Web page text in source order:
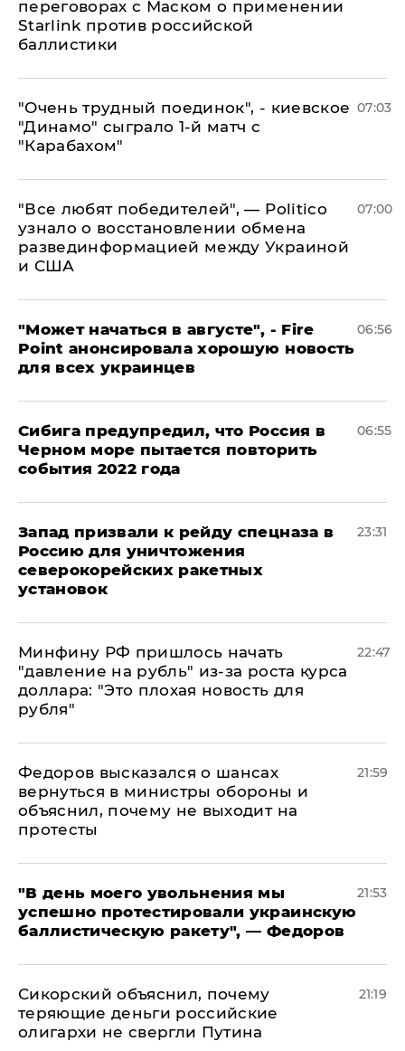
переговорах с Маском о применении
Starlink против российской
баллистики
"Очень трудный поединок", - киевское
"Динамо" сыграло 1-й матч с
"Карабахом"
07:03
​"Все любят победителей", — Politico
узнало о восстановлении обмена
развединформацией между Украиной
и США
07:00
"Может начаться в августе", - Fire
Point анонсировала хорошую новость
для всех украинцев
06:56
Сибига предупредил, что Россия в
Черном море пытается повторить
события 2022 года
06:55
Запад призвали к рейду спецназа в
Россию для уничтожения
северокорейских ракетных
установок
23:31
Минфину РФ пришлось начать
"давление на рубль" из-за роста курса
доллара: "Это плохая новость для
рубля"
22:47
Федоров высказался о шансах
вернуться в министры обороны и
объяснил, почему не выходит на
протесты
21:59
​"В день моего увольнения мы
успешно протестировали украинскую
баллистическую ракету", — Федоров
21:53
Сикорский объяснил, почему
теряющие деньги российские
олигархи не свергли Путина
21:19